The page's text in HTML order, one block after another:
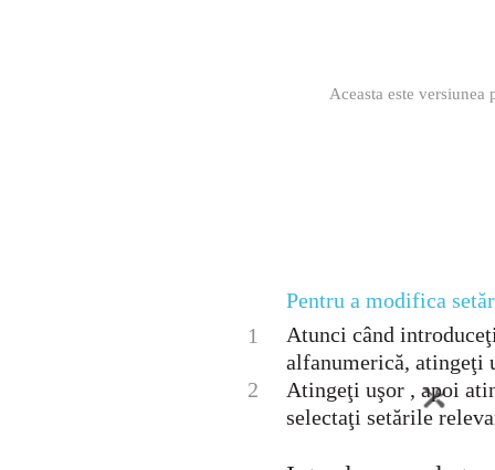
Aceasta este
Pentru a modifica
1
Atunci când
alfanumerică, atingeţi
2
Atingeţi uşor , apoi
selectaţi setările